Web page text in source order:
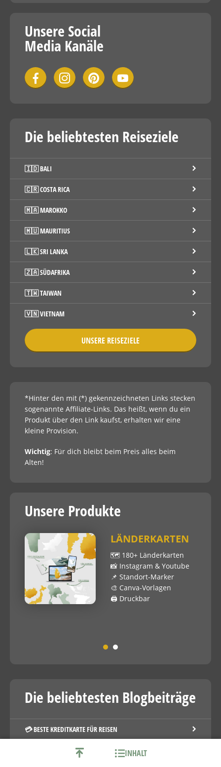
INHALT
Unsere Social
Media Kanäle
Die beliebtesten Reiseziele
🇮🇩 BALI
🇨🇷 COSTA RICA
🇲🇦 MAROKKO
🇲🇺 MAURITIUS
🇱🇰 SRI LANKA
🇿🇦 SÜDAFRIKA
🇹🇼 TAIWAN
🇻🇳 VIETNAM
UNSERE REISEZIELE
*Hinter den mit (*) gekennzeichneten Links stecken
sogenannte Affiliate-Links. Das heißt, wenn du ein
Produkt über den Link kaufst, erhalten wir eine
kleine Provision.
Wichtig: Für dich bleibt beim Preis alles beim
Alten!
Unsere Produkte
LÄNDERKARTEN
🗺 180+ Länderkarten
📸 Instagram & Youtube
📌 Standort-Marker
🎨 Canva-Vorlagen
🖨️ Druckbar
Die beliebtesten Blogbeiträge
💳 BESTE KREDITKARTE FÜR REISEN
⭐️ MEILEN SAMMELN MIT KREDITKARTE